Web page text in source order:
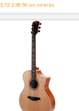
$72.236,50 sin interés